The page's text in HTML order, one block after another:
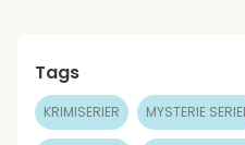
Tags
KRIMISERIER MYSTERIE